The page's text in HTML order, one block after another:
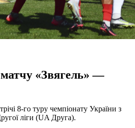
«Звягель» —
8-го туру чемпіонату України з
ліги (UA Друга).